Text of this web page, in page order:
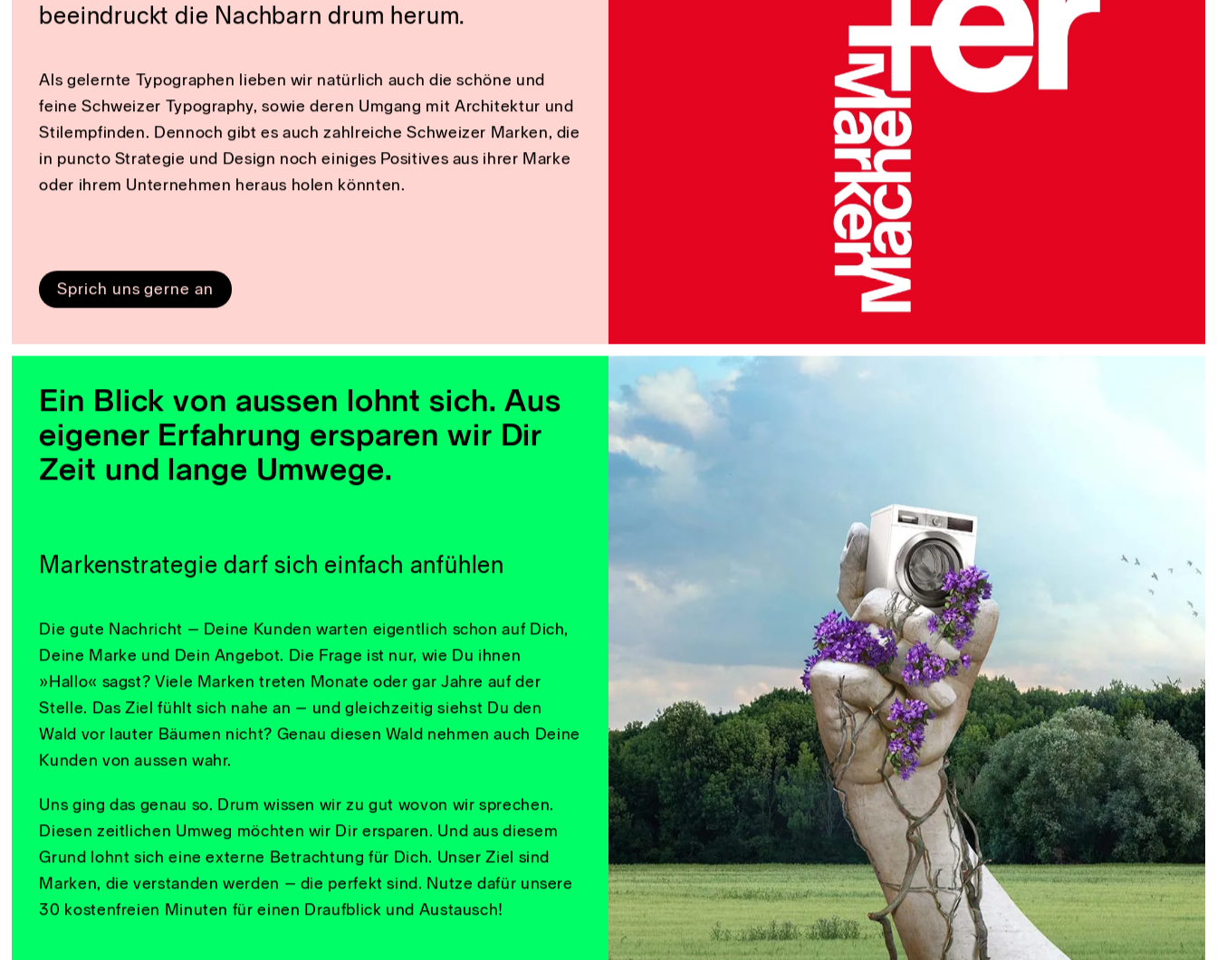
Marke ist Kopfsache: Schweiz
stärkt die Schweizer Bevölkerung, und
beeindruckt die Nachbarn drum herum.
feine Schweizer Typography, sowie deren Umgang mit Architektur und
Stilempfinden. Dennoch gibt es auch zahlreiche Schweizer Marken, die
in puncto Strategie und Design noch einiges Positives aus ihrer Marke
oder ihrem Unternehmen heraus holen könnten.
Sprich uns gerne an
Ein Blick von aussen lohnt sich. Aus
eigener Erfahrung ersparen wir Dir
Zeit und lange Umwege.
Markenstrategie darf sich einfach anfühlen
Die gute Nachricht – Deine Kunden warten eigentlich schon auf Dich,